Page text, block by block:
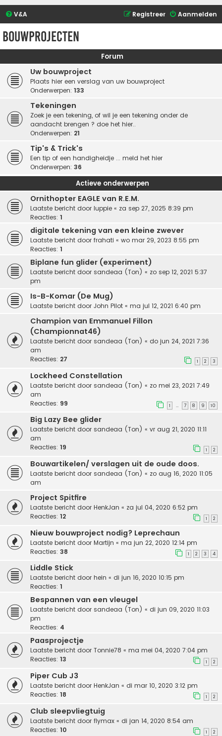
V&A Aanmelden
Registreer
Bouwprojecten
Forum
Uw bouwproject
Plaats hier een verslag van uw bouwproject
Onderwerpen: 133
Tekeningen
Zoek je een tekening, of wil je een tekening onder de
aandacht brengen ? doe het hier..
Onderwerpen: 21
Tip's & Trick's
Een tip of een handigheidje ... meld het hier
Onderwerpen: 36
Actieve onderwerpen
Ornithopter EAGLE van R.E.M.
Laatste bericht door luppie « za sep 27, 2025 8:39 pm
Reacties: 1
digitale tekening van een kleine zwever
Laatste bericht door frahati « wo mar 29, 2023 8:55 pm
Reacties: 1
Biplane fun glider (experiment)
Laatste bericht door sandeaa (Ton) « zo sep 12, 2021 5:37
pm
Is-B-Komar (De Mug)
Laatste bericht door John Pilot « ma jul 12, 2021 6:40 pm
Champion van Emmanuel Fillon
(Championnat46)
Laatste bericht door sandeaa (Ton) « do jun 24, 2021 7:36
am
Reacties: 27 1 2 3
Lockheed Constellation
Laatste bericht door sandeaa (Ton) « zo mei 23, 2021 7:49
am
Reacties: 99 1 … 7 8 9 10
Big Lazy Bee glider
Laatste bericht door sandeaa (Ton) « vr aug 21, 2020 11:11
am
Reacties: 19 1 2
Bouwartikelen/ verslagen uit de oude doos.
Laatste bericht door sandeaa (Ton) « zo aug 16, 2020 11:05
am
Project Spitfire
Laatste bericht door HenkJan « za jul 04, 2020 6:52 pm
Reacties: 12 1 2
Nieuw bouwproject nodig? Leprechaun
Laatste bericht door Martijn « ma jun 22, 2020 12:14 pm
Reacties: 38 1 2 3 4
Liddle Stick
Laatste bericht door hein « di jun 16, 2020 10:15 pm
Reacties: 1
Bespannen van een vleugel
Laatste bericht door sandeaa (Ton) « di jun 09, 2020 11:03
pm
Reacties: 4
Paasprojectje
Laatste bericht door Tonnie78 « ma mei 04, 2020 7:04 pm
Reacties: 13 1 2
Piper Cub J3
Laatste bericht door HenkJan « di mar 10, 2020 3:12 pm
Reacties: 18 1 2
Club sleepvliegtuig
Laatste bericht door flymax « di jan 14, 2020 8:54 am
Reacties: 10 1 2